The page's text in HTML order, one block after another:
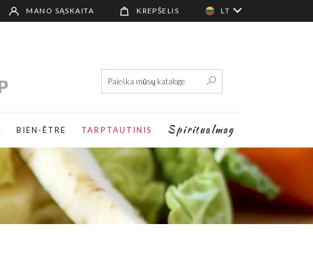
MANO SĄSKAITA KREPŠELIS LT
BIEN-ÊTRE TARPTAUTINIS Spiritualmag